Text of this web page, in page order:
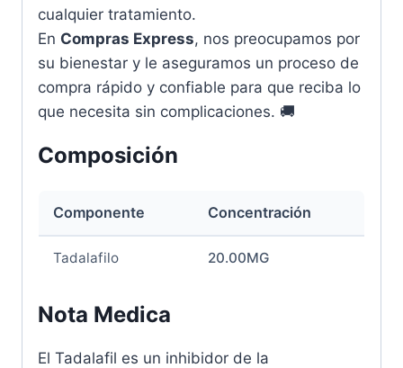
cualquier tratamiento.
En Compras Express, nos preocupamos por
su bienestar y le aseguramos un proceso de
compra rápido y confiable para que reciba lo
que necesita sin complicaciones. 🚚
Composición
Componente Concentración
Tadalafilo 20.00MG
Nota Medica
El Tadalafil es un inhibidor de la